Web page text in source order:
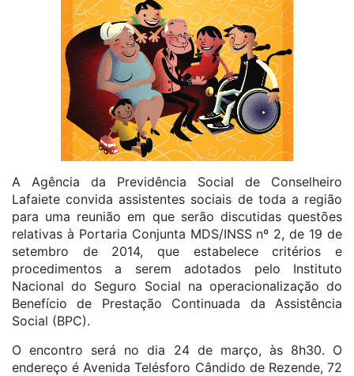
A Agência da Previdência Social de Conselheiro
Lafaiete convida assistentes sociais de toda a região
para uma reunião em que serão discutidas questões
relativas à Portaria Conjunta MDS/INSS nº 2, de 19 de
setembro de 2014, que estabelece critérios e
procedimentos a serem adotados pelo Instituto
Nacional do Seguro Social na operacionalização do
Benefício de Prestação Continuada da Assistência
Social (BPC).
O encontro será no dia 24 de março, às 8h30. O
endereço é Avenida Telésforo Cândido de Rezende, 72